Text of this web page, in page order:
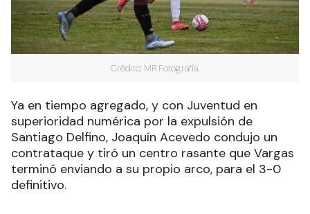
Crédito: MR Fotografía.
Ya en tiempo agregado, y con Juventud en
superioridad numérica por la expulsión de
Santiago Delfino, Joaquín Acevedo condujo un
contrataque y tiró un centro rasante que Vargas
terminó enviando a su propio arco, para el 3-0
definitivo.